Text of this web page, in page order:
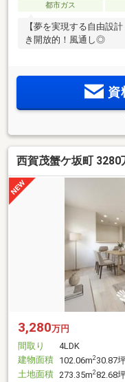
都市ガス
【夢を実現する自由設
き開放的！風通し◎
資
西賀茂蟹ケ坂町 3280
3,280万円
間取り
4LDK
建物面積 102.06m230.87
土地面積 273.35m282.68